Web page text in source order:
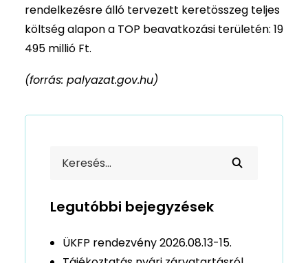
rendelkezésre álló tervezett keretösszeg teljes
költség alapon a TOP beavatkozási területén: 19
495 millió Ft.
(forrás: palyazat.gov.hu)
Legutóbbi bejegyzések
ÜKFP rendezvény 2026.08.13-15.